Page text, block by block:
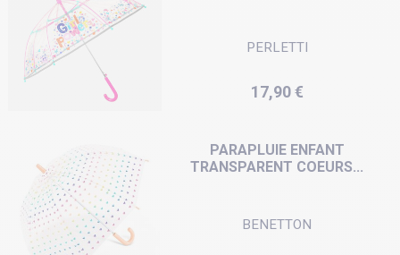
PERLETTI
Prix
17,90 €
PARAPLUIE ENFANT
TRANSPARENT COEURS...
BENETTON